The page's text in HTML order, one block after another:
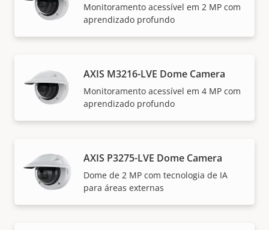
Monitoramento acessível em 2 MP com
aprendizado profundo
AXIS M3216-LVE Dome Camera
Monitoramento acessível em 4 MP com
aprendizado profundo
AXIS P3275-LVE Dome Camera
Dome de 2 MP com tecnologia de IA
para áreas externas